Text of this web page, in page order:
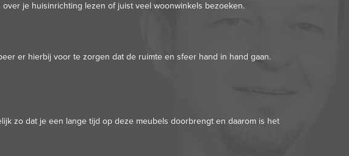
je huisinrichting lezen of juist veel woonwinkels bezoeken.
er hierbij voor te zorgen dat de ruimte en sfeer hand in hand gaan.
zo dat je een lange tijd op deze meubels doorbrengt en daarom is het